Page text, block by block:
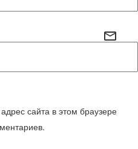
сайта в этом браузере